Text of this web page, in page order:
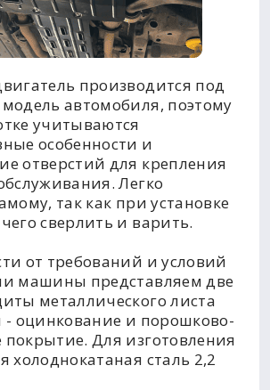
производится под
автомобиля, поэтому
учитываются
особенности и
отверстий для крепления
Легко
так как при установке
сверлить и варить.
от требований и условий
машины представляем две
металлического листа
- оцинкование и порошково-
Для изготовления
холоднокатаная сталь 2,2